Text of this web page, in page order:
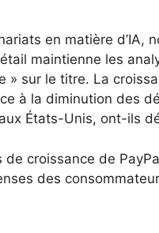
en matière d’IA,
maintienne les
sur le titre. La
à la diminution des
États-Unis, ont-ils
de croissance de
des